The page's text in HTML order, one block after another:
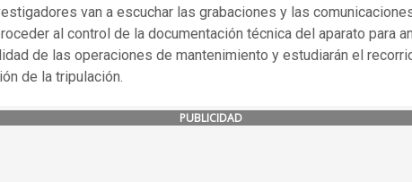
van a escuchar las grabaciones y las
al control de la documentación técnica del aparato para
de las operaciones de mantenimiento y estudiarán el
de la tripulación.
PUBLICIDAD